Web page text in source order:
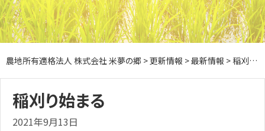
農地所有適格法人 株式会社 米夢の郷 >更新情報 >最新情報 > 稲刈り始まる
稲刈り始まる
2021年9月13日